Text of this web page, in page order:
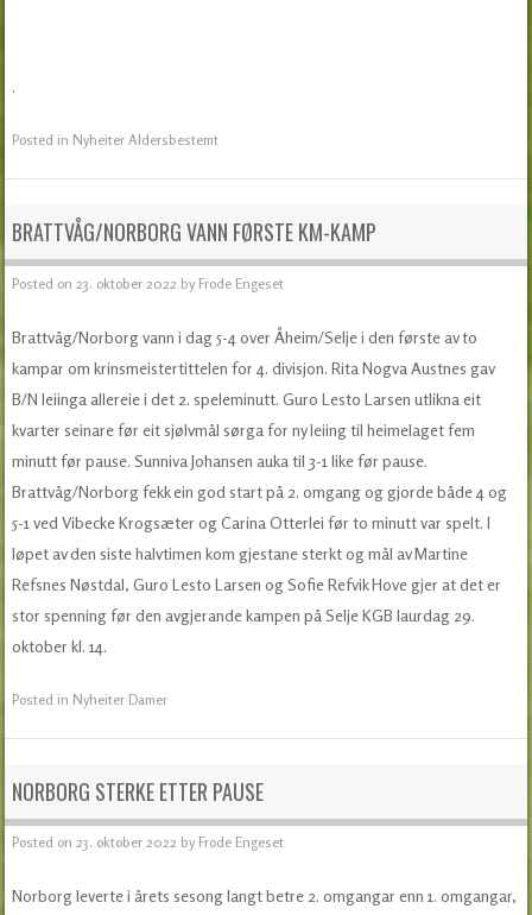
.
Posted in Nyheiter Aldersbestemt
BRATTVÅG/NORBORG VANN FØRSTE KM-KAMP
Posted on 23. oktober 2022 by Frode Engeset
Brattvåg/Norborg vann i dag 5-4 over Åheim/Selje i den første av to
kampar om krinsmeistertittelen for 4. divisjon. Rita Nogva Austnes gav
B/N leiinga allereie i det 2. speleminutt. Guro Lesto Larsen utlikna eit
kvarter seinare før eit sjølvmål sørga for ny leiing til heimelaget fem
minutt før pause. Sunniva Johansen auka til 3-1 like før pause.
Brattvåg/Norborg fekk ein god start på 2. omgang og gjorde både 4 og
5-1 ved Vibecke Krogsæter og Carina Otterlei før to minutt var spelt. I
løpet av den siste halvtimen kom gjestane sterkt og mål av Martine
Refsnes Nøstdal, Guro Lesto Larsen og Sofie Refvik Hove gjer at det er
stor spenning før den avgjerande kampen på Selje KGB laurdag 29.
oktober kl. 14.
Posted in Nyheiter Damer
NORBORG STERKE ETTER PAUSE
Posted on23. oktober 2022 by Frode Engeset
Norborg leverte i årets sesong langt betre 2. omgangar enn 1. omgangar,